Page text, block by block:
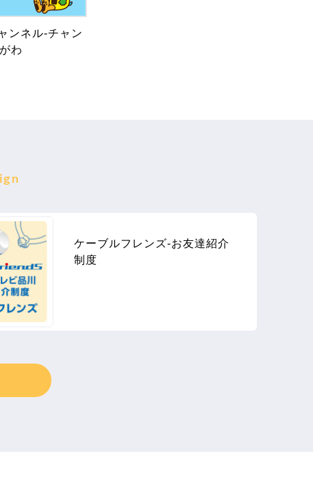
ンネル-チャン
わ
ケーブルフレンズ-お友達紹介
制度